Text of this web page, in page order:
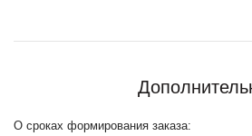
О сроках формирования заказа: